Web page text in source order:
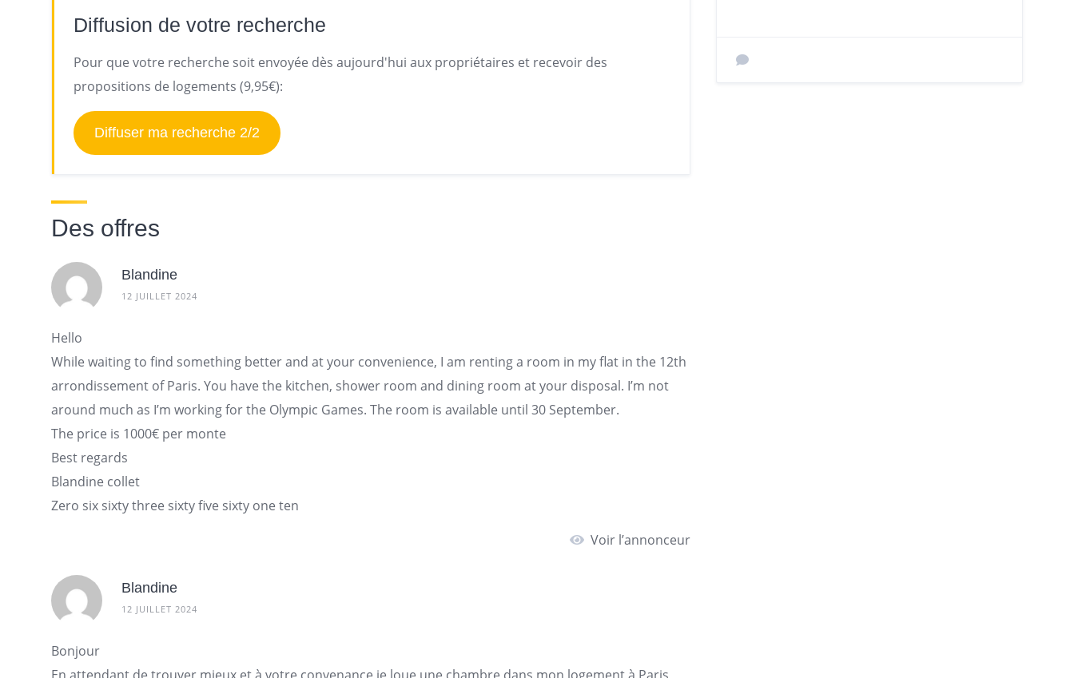
Diffusion de votre recherche
Pour que votre recherche soit envoyée dès aujourd'hui aux propriétaires et recevoir des
propositions de logements (9,95€):
Diffuser ma recherche 2/2
Des offres
Blandine
12 JUILLET 2024
Hello
While waiting to find something better and at your convenience, I am renting a room in my flat in the 12th
arrondissement ofParis. You have the kitchen, shower room and dining room at your disposal. I’m not
around much as I’m working for the Olympic Games. The room is available until 30 September.
The price is 1000€ per monte
Best regards
Blandine collet
Zero six sixty three sixty five sixty one ten
Voir l’annonceur
Blandine
12 JUILLET 2024
Bonjour